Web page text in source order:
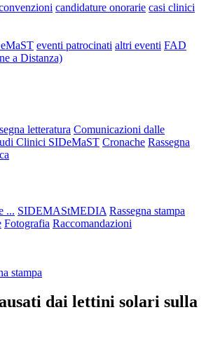
candidature onorarie casi clinici
eventi patrocinati altri eventi FAD
a Distanza)
letteratura Comunicazioni dalle
Clinici SIDeMaST Cronache Rassegna
... SIDEMAStMEDIA Rassegna stampa
Fotografia Raccomandazioni
stampa
dai lettini solari sulla